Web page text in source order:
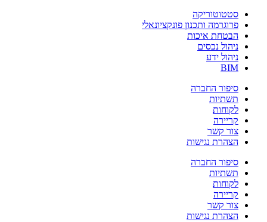
סטטוטוריקה
פרוגרמה ותכנון פונקציונאלי
הבטחת איכות
ניהול נכסים
ניהול ידע
BIM
סיפור החברה
תשתיות
לקוחות
קריירה
צור קשר
הצהרת נגישות
סיפור החברה
תשתיות
לקוחות
קריירה
צור קשר
הצהרת נגישות